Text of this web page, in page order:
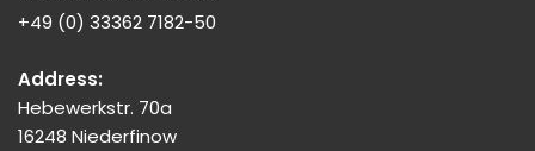
+49 (0) 33362 7182-50
Address:
Hebewerkstr. 70a
16248 Niederfinow